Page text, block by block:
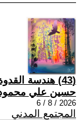
(43) هندسة القدوة وتفكيك الوعي الأخلاقي
حسين علي
2026 / 8 / 6
المجتمع المدني